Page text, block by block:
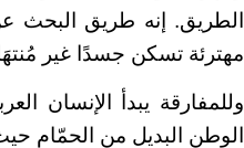
الطريق. إنه طريق البحث
مهترئة تسكن جسدًا غير
وللمفارقة يبدأ الإنسان
الوطن البديل من الحمّام